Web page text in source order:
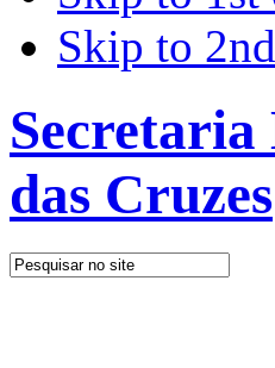
Skip to
das Cruzes